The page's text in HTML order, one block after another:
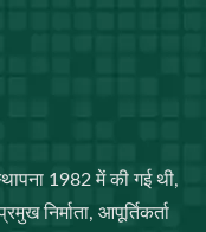
1982 में की गई थी,
निर्माता, आपूर्तिकर्ता